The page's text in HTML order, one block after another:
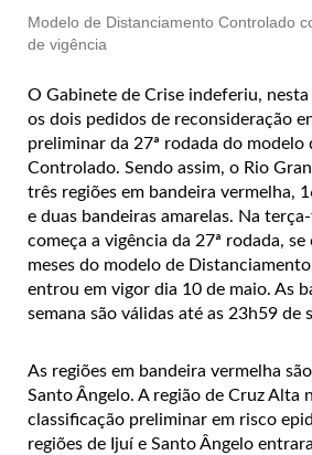
Modelo de Distanciamento Controlado
de vigência
O Gabinete de Crise indeferiu, nesta
os dois pedidos de reconsideração
preliminar da 27ª rodada do
Controlado. Sendo assim, o Rio
três regiões em bandeira vermelha,
e duas bandeiras amarelas. Na
começa a vigência da 27ª rodada,
meses do modelo de
entrou em vigor dia 10 de maio. As
semana são válidas até as 23h59 de
As regiões em bandeira vermelha
Santo Ângelo. A região de Cruz Alta
classificação preliminar em risco
regiões de Ijuí e Santo Ângelo